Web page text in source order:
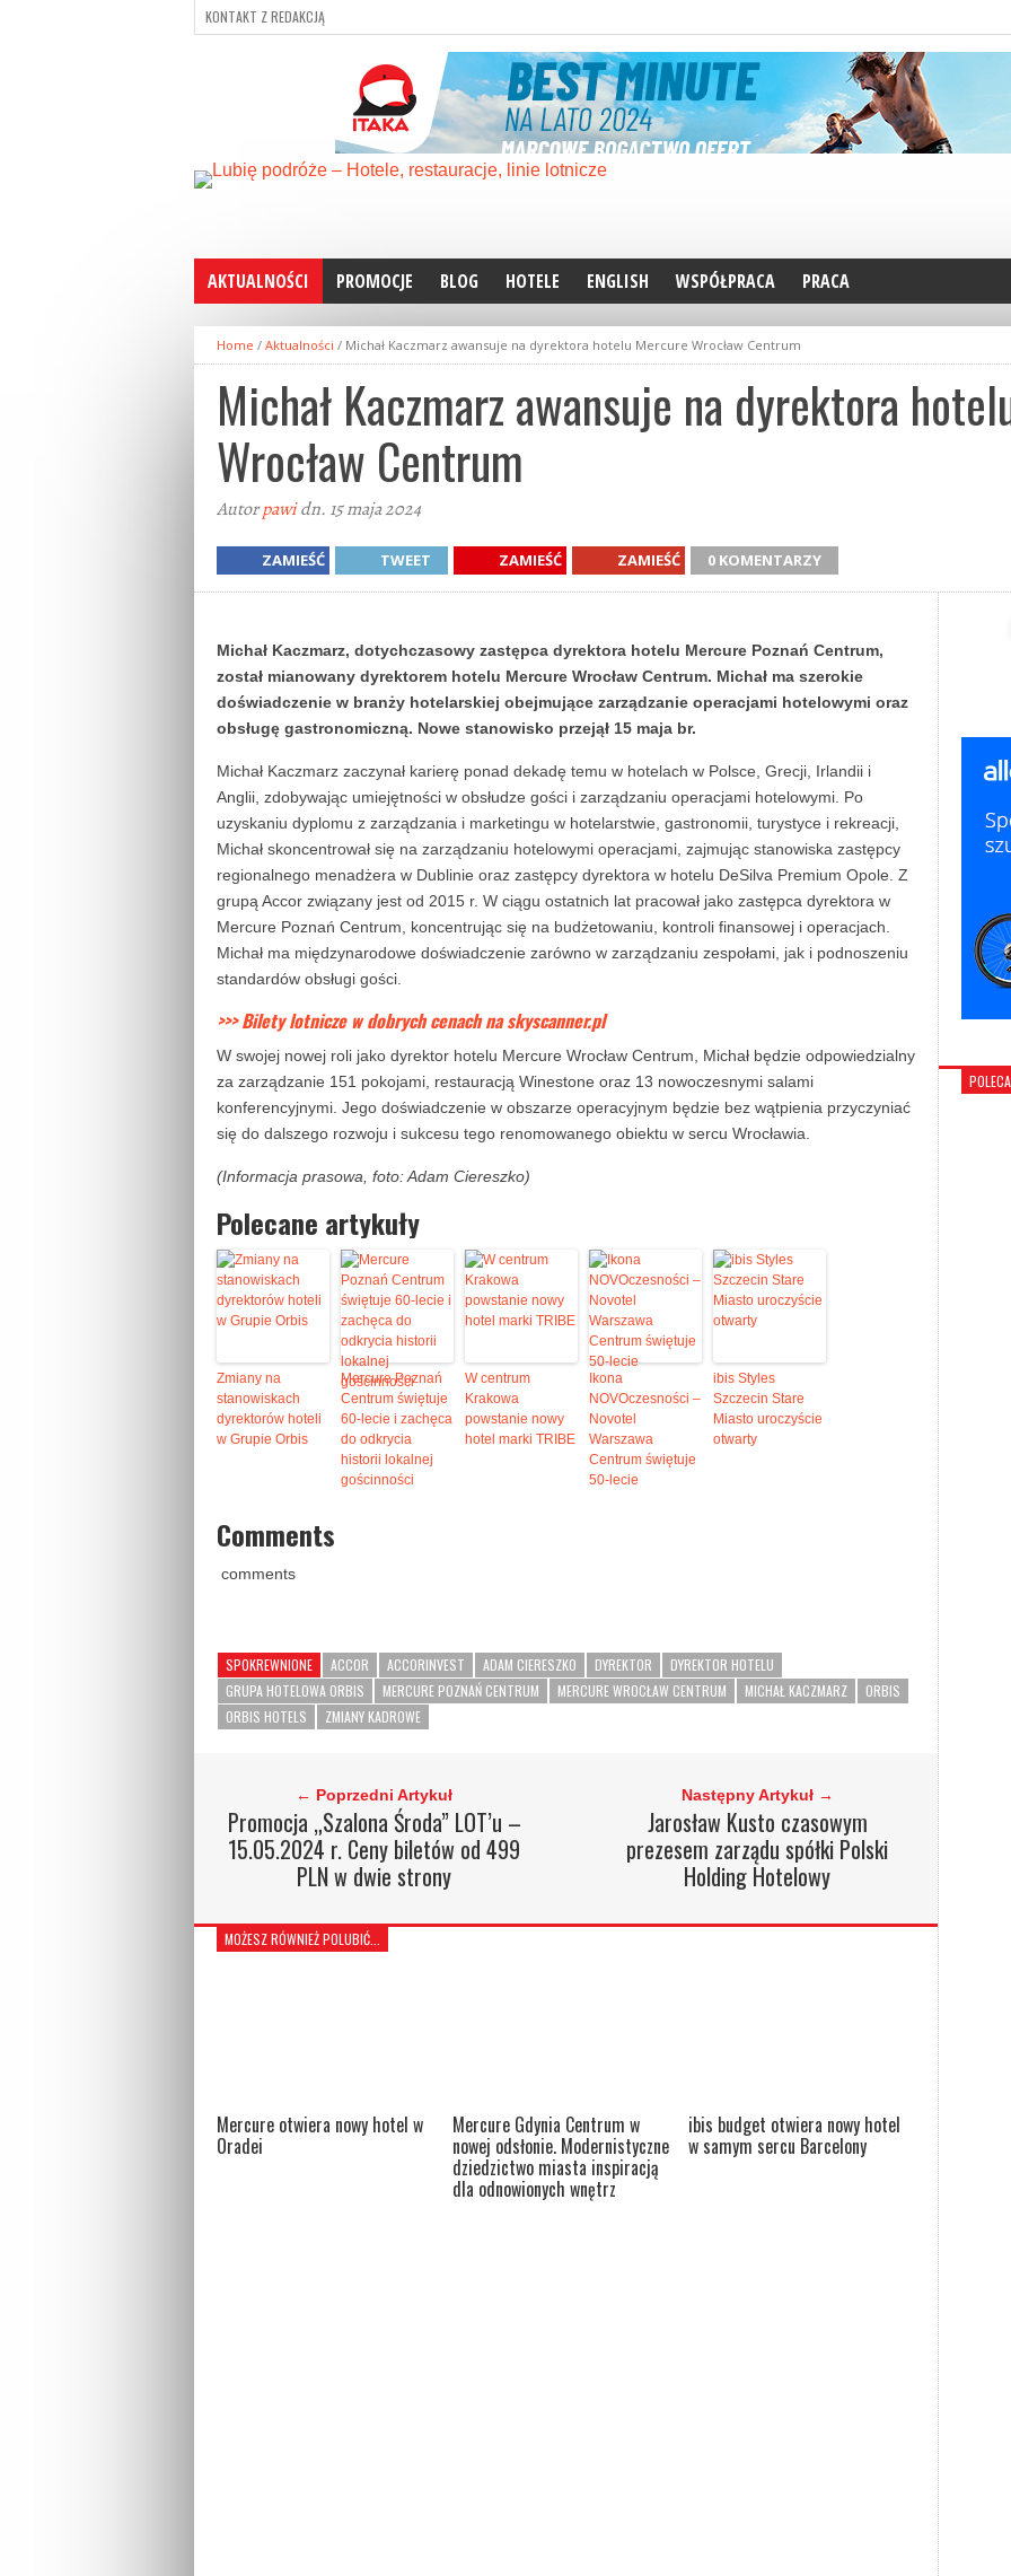
KONTAKT Z REDAKCJĄ
AKTUALNOŚCI PROMOCJE BLOG HOTELE ENGLISH WSPÓŁPRACA PRACA
Home / Aktualności / Michał Kaczmarz awansuje na dyrektora hotelu Mercure Wrocław Centrum
Michał Kaczmarz awansuje na dyrektora
Wrocław Centrum
Autorpawidn. 15 maja 2024
ZAMIEŚĆ TWEET ZAMIEŚĆ ZAMIEŚĆ 0 KOMENTARZY
Michał Kaczmarz, dotychczasowy zastępca dyrektora hotelu Mercure Poznań Centrum,
został mianowany dyrektorem hotelu Mercure Wrocław Centrum. Michał ma szerokie
doświadczenie w branży hotelarskiej obejmujące zarządzanie operacjami hotelowymi oraz
obsługę gastronomiczną. Nowe stanowisko przejął 15 maja br.
Michał Kaczmarz zaczynał karierę ponad dekadę temu w hotelach w Polsce, Grecji, Irlandii i
Anglii, zdobywając umiejętności w obsłudze gości i zarządzaniu operacjami hotelowymi. Po
uzyskaniu dyplomu z zarządzania i marketingu w hotelarstwie, gastronomii, turystyce i rekreacji,
Michał skoncentrował się na zarządzaniu hotelowymi operacjami, zajmując stanowiska zastępcy
regionalnego menadżera w Dublinie oraz zastępcy dyrektora w hotelu DeSilva Premium Opole. Z
grupą Accor związany jest od 2015 r. W ciągu ostatnich lat pracował jako zastępca dyrektora w
Mercure Poznań Centrum, koncentrując się na budżetowaniu, kontroli finansowej i operacjach.
Michał ma międzynarodowe doświadczenie zarówno w zarządzaniu zespołami, jak i podnoszeniu
standardów obsługi gości.
>>> Bilety lotnicze w dobrych cenach na skyscanner.pl
W swojej nowej roli jako dyrektor hotelu Mercure Wrocław Centrum, Michał będzie odpowiedzialny
za zarządzanie 151 pokojami, restauracją Winestone oraz 13 nowoczesnymi salami
konferencyjnymi. Jego doświadczenie w obszarze operacyjnym będzie bez wątpienia przyczyniać
się do dalszego rozwoju i sukcesu tego renomowanego obiektu w sercu Wrocławia.
(Informacja prasowa, foto: Adam Ciereszko)
Polecane artykuły
Zmiany na
stanowiskach
dyrektorów hoteli
w Grupie Orbis
Mercure Poznań
Centrum świętuje
60-lecie i zachęca
do odkrycia
historii lokalnej
gościnności
W centrum
Krakowa
powstanie nowy
hotel marki TRIBE
Ikona
NOVOczesności –
Novotel
Warszawa
Centrum świętuje
50-lecie
ibis Styles
Szczecin Stare
Miasto uroczyście
otwarty
Comments
comments
SPOKREWNIONE ACCOR ACCORINVEST ADAM CIERESZKO DYREKTOR
DYREKTOR HOTELU
GRUPA HOTELOWA ORBIS
MERCURE POZNAŃ CENTRUM MERCURE WROCŁAW CENTRUM MICHAŁ KACZMARZ
ORBIS
ORBIS HOTELS
ZMIANY KADROWE
← Poprzedni Artykuł
Promocja „Szalona Środa” LOT’u –
15.05.2024 r. Ceny biletów od 499
PLN w dwie strony
Następny Artykuł →
Jarosław Kusto czasowym
prezesem zarządu spółki Polski
Holding Hotelowy
MOŻESZ RÓWNIEŻ POLUBIĆ...
Mercure otwiera nowy hotel w
Oradei
Mercure Gdynia Centrum w
nowej odsłonie. Modernistyczne
dziedzictwo miasta inspiracją
dla odnowionych wnętrz
ibis budget otwiera nowy hotel
w samym sercu Barcelony